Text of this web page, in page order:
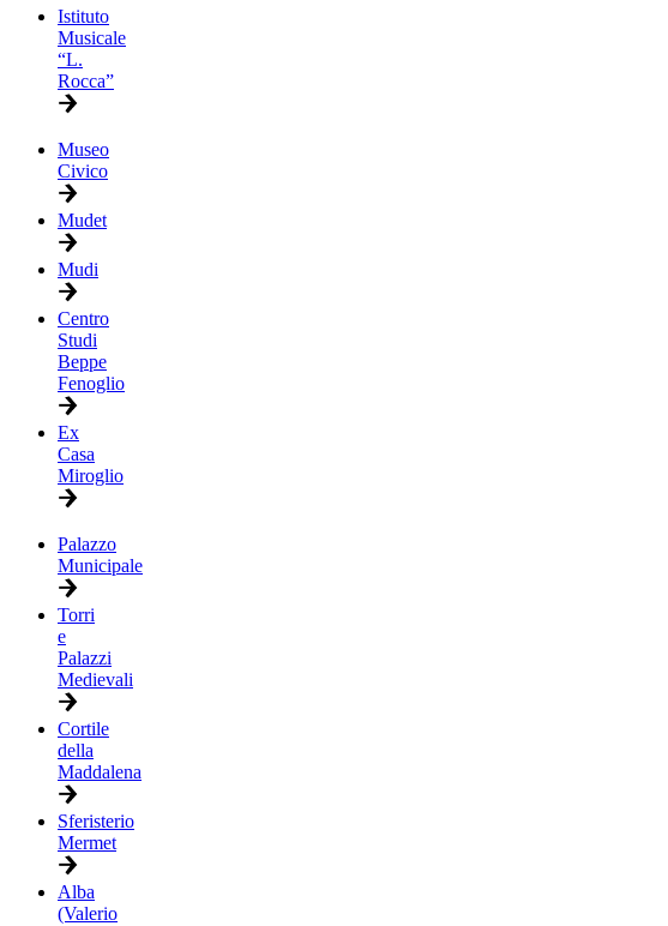
Istituto
Musicale
“L.
Rocca”
Museo
Civico
Mudet
Mudi
Centro
Studi
Beppe
Fenoglio
Ex
Casa
Miroglio
Palazzo
Municipale
Torri
e
Palazzi
Medievali
Cortile
della
Maddalena
Sferisterio
Mermet
Alba
(Valerio